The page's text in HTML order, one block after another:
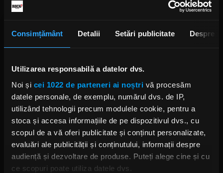
Consimțământ Detalii Setări publicitate Despre
Utilizarea responsabilă a datelor dvs.
Noi și cei 1022 de parteneri ai noștri vă procesăm
datele personale, de exemplu, numărul dvs. de IP,
utilizând tehnologii precum modulele cookie, pentru a
stoca și accesa informațiile de pe dispozitivul dvs., cu
scopul de a vă oferi publicitate și conținut personalizate,
evaluări ale publicității și conținutului, informații despre
audiență și dezvoltare de produse. Puteți alege cine și cu
ce scopuri poate utiliza datele dvs.
incluse pe coloana sonoră a jocului.
„Berserker”a
intermediul casei de discuriMetal Blade.
AMON AMARTH BERSERKER
Rock News
MAI MULT